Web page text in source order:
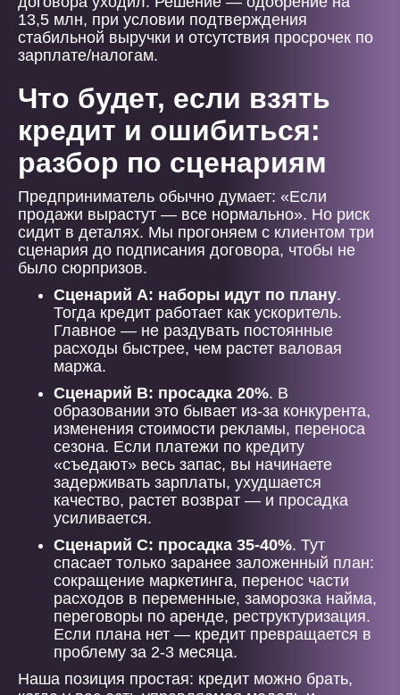
13,5 млн, при условии подтверждения
стабильной выручки и отсутствия просрочек по
зарплате/налогам.
Что будет, если взять
кредит и ошибиться:
разбор по сценариям
Предприниматель обычно думает: «Если
продажи вырастут — все нормально». Но риск
сидит в деталях. Мы прогоняем с клиентом три
сценария до подписания договора, чтобы не
было сюрпризов.
Сценарий А: наборы идут по плану.
Тогда кредит работает как ускоритель.
Главное — не раздувать постоянные
расходы быстрее, чем растет валовая
маржа.
Сценарий B: просадка 20%. В
образовании это бывает из-за конкурента,
изменения стоимости рекламы, переноса
сезона. Если платежи по кредиту
«съедают» весь запас, вы начинаете
задерживать зарплаты, ухудшается
качество, растет возврат — и просадка
усиливается.
Сценарий C: просадка 35-40%. Тут
спасает только заранее заложенный план:
сокращение маркетинга, перенос части
расходов в переменные, заморозка найма,
переговоры по аренде, реструктуризация.
Если плана нет — кредит превращается в
проблему за 2-3 месяца.
Наша позиция простая: кредит можно брать,